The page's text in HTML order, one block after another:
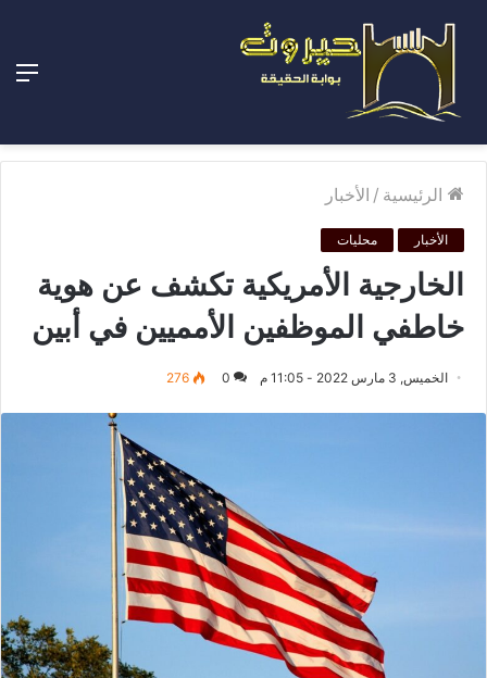
الرئيسية / الأخبار
الأخبار محليات
الخارجية الأمريكية تكشف عن هوية
خاطفي الموظفين الأمميين في أبين
الخميس, 3 مارس 2022 - 11:05 م 0
276